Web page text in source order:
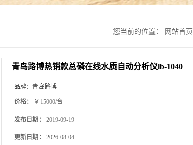
您当前的位置： 网站首页
青岛路博热销款总磷在线水质自动分析仪lb-1040
品牌： 青岛路博
价格： ￥15000/台
发布日期： 2019-09-19
更新日期： 2026-08-04